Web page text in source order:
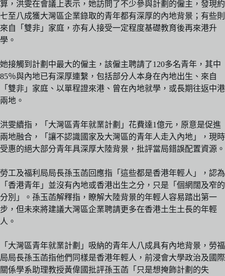
算，洪雯在會議上表示，她訪問了不少參與計劃的僱主，發現約
七至八成獲大灣區企業錄取的青年都有深厚的內地背景；有些則
來自「雙非」家庭，亦有人接受一定程度基礎教育後再來港升
學。
她接觸到計劃中最大的僱主，該僱主聘請了120多名青年，其中
85％與內地已有深厚連繫，包括部分人本身在內地出生、來自
「雙非」家庭、以單程證來港、曾在內地就學，或長期往返中港
兩地。
洪雯續指，「大灣區青年就業計劃」花費達1億元，原意是促進
兩地融合，「讓不認識國家及大灣區的青年人走入內地」，現時
受惠的絕大部分青年具深厚大陸背景，批評當局錯誤配置資源。
勞工及福利局局長孫玉菡回應指「這些都是香港年輕人」，認為
「香港青年」並沒有內地或香港出生之分，只是「個網闊及窄的
分別」。孫玉菡解釋指，瞭解大陸背景的年輕人容易踏出第一
步，但未來將建議大灣區企業聘請更多在香港土生土長的年輕
人。
「大灣區青年就業計劃」吸納的青年人八成具有內地背景，勞福
局局長孫玉菡指他們同樣是香港年輕人，前浸會大學政治及國際
關係學系助理教授黃偉國批評孫玉菡「只是想掩飾計劃的失